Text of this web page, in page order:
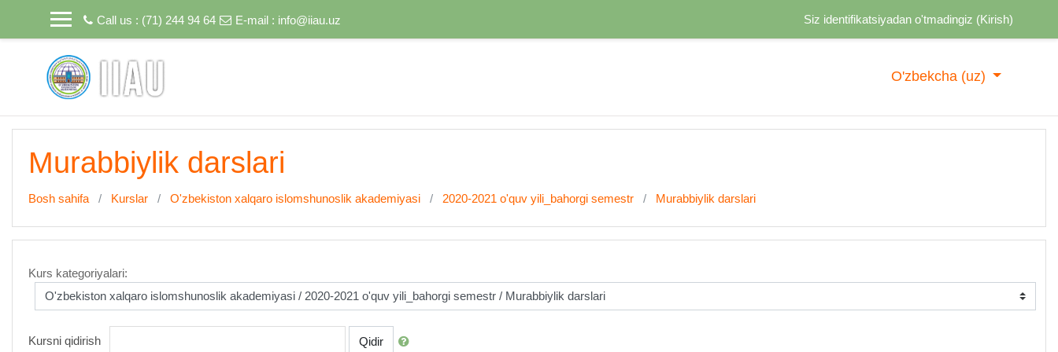
Call us : (71) 244 94 64
E-mail : info@iiau.uz Siz identifikatsiyadan o'tmadingiz (Kirish)
O'zbekcha ‎(uz)‎
Murabbiylik darslari
Bosh sahifa Kurslar O'zbekiston xalqaro islomshunoslik akademiyasi 2020-2021 o'quv yili_bahorgi semestr Murabbiylik darslari
Kurs kategoriyalari:
Kursni qidirish Qidir